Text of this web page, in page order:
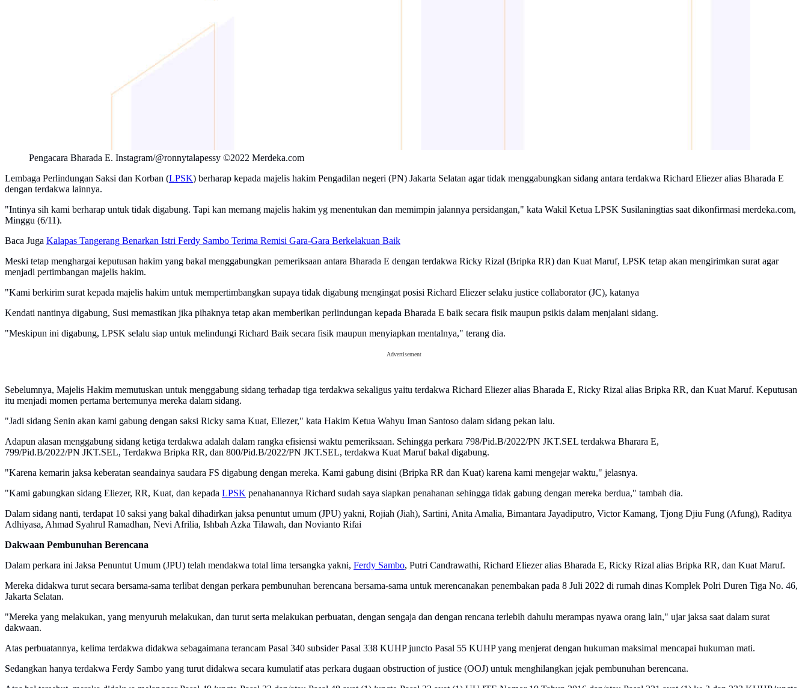
Pengacara Bharada E. Instagram/@ronnytalapessy ©2022 Merdeka.com
Lembaga Perlindungan Saksi dan Korban (LPSK) berharap kepada majelis hakim Pengadilan negeri (PN) Jakarta Selatan agar tidak menggabungkan sidang antara terdakwa Richard Eliezer alias Bharada E
dengan terdakwa lainnya.
"Intinya sih kami berharap untuk tidak digabung. Tapi kan memang majelis hakim yg menentukan dan memimpin jalannya persidangan," kata Wakil Ketua LPSK Susilaningtias saat dikonfirmasi merdeka.com,
Minggu (6/11).
Baca Juga Kalapas Tangerang Benarkan Istri Ferdy Sambo Terima Remisi Gara-Gara Berkelakuan Baik
Meski tetap menghargai keputusan hakim yang bakal menggabungkan pemeriksaan antara Bharada E dengan terdakwa Ricky Rizal (Bripka RR) dan Kuat Maruf, LPSK tetap akan mengirimkan surat agar
menjadi pertimbangan majelis hakim.
"Kami berkirim surat kepada majelis hakim untuk mempertimbangkan supaya tidak digabung mengingat posisi Richard Eliezer selaku justice collaborator (JC), katanya
Kendati nantinya digabung, Susi memastikan jika pihaknya tetap akan memberikan perlindungan kepada Bharada E baik secara fisik maupun psikis dalam menjalani sidang.
"Meskipun ini digabung, LPSK selalu siap untuk melindungi Richard Baik secara fisik maupun menyiapkan mentalnya," terang dia.
Advertisement
Sebelumnya, Majelis Hakim memutuskan untuk menggabung sidang terhadap tiga terdakwa sekaligus yaitu terdakwa Richard Eliezer alias Bharada E, Ricky Rizal alias Bripka RR, dan Kuat Maruf. Keputusan
itu menjadi momen pertama bertemunya mereka dalam sidang.
"Jadi sidang Senin akan kami gabung dengan saksi Ricky sama Kuat, Eliezer," kata Hakim Ketua Wahyu Iman Santoso dalam sidang pekan lalu.
Adapun alasan menggabung sidang ketiga terdakwa adalah dalam rangka efisiensi waktu pemeriksaan. Sehingga perkara 798/Pid.B/2022/PN JKT.SEL terdakwa Bharara E,
799/Pid.B/2022/PN JKT.SEL, Terdakwa Bripka RR, dan 800/Pid.B/2022/PN JKT.SEL, terdakwa Kuat Maruf bakal digabung.
"Karena kemarin jaksa keberatan seandainya saudara FS digabung dengan mereka. Kami gabung disini (Bripka RR dan Kuat) karena kami mengejar waktu," jelasnya.
"Kami gabungkan sidang Eliezer, RR, Kuat, dan kepada LPSK penahanannya Richard sudah saya siapkan penahanan sehingga tidak gabung dengan mereka berdua," tambah dia.
Dalam sidang nanti, terdapat 10 saksi yang bakal dihadirkan jaksa penuntut umum (JPU) yakni, Rojiah (Jiah), Sartini, Anita Amalia, Bimantara Jayadiputro, Victor Kamang, Tjong Djiu Fung (Afung), Raditya
Adhiyasa, Ahmad Syahrul Ramadhan, Nevi Afrilia, Ishbah Azka Tilawah, dan Novianto Rifai
Dakwaan Pembunuhan Berencana
Dalam perkara ini Jaksa Penuntut Umum (JPU) telah mendakwa total lima tersangka yakni, Ferdy Sambo, Putri Candrawathi, Richard Eliezer alias Bharada E, Ricky Rizal alias Bripka RR, dan Kuat Maruf.
Mereka didakwa turut secara bersama-sama terlibat dengan perkara pembunuhan berencana bersama-sama untuk merencanakan penembakan pada 8 Juli 2022 di rumah dinas Komplek Polri Duren Tiga No. 46,
Jakarta Selatan.
"Mereka yang melakukan, yang menyuruh melakukan, dan turut serta melakukan perbuatan, dengan sengaja dan dengan rencana terlebih dahulu merampas nyawa orang lain," ujar jaksa saat dalam surat
dakwaan.
Atas perbuatannya, kelima terdakwa didakwa sebagaimana terancam Pasal 340 subsider Pasal 338 KUHP juncto Pasal 55 KUHP yang menjerat dengan hukuman maksimal mencapai hukuman mati.
Sedangkan hanya terdakwa Ferdy Sambo yang turut didakwa secara kumulatif atas perkara dugaan obstruction of justice (OOJ) untuk menghilangkan jejak pembunuhan berencana.